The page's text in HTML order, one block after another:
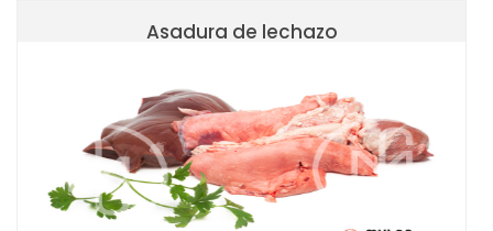
Asadura de lechazo